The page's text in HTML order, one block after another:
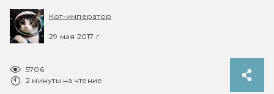
Кот-император
29 мая 2017 г.
5706
2 минуты на чтение